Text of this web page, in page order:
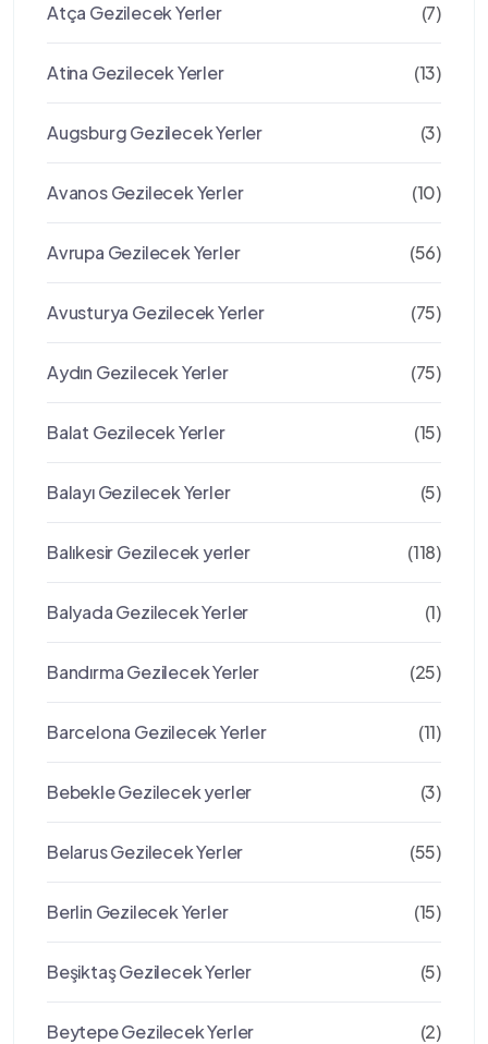
Atça Gezilecek Yerler (7)
Atina Gezilecek Yerler (13)
Augsburg Gezilecek Yerler (3)
Avanos Gezilecek Yerler (10)
Avrupa Gezilecek Yerler (56)
Avusturya Gezilecek Yerler (75)
Aydın Gezilecek Yerler (75)
Balat Gezilecek Yerler (15)
Balayı Gezilecek Yerler (5)
Balıkesir Gezilecek yerler (118)
Balyada Gezilecek Yerler (1)
Bandırma Gezilecek Yerler (25)
Barcelona Gezilecek Yerler (11)
Bebekle Gezilecek yerler (3)
Belarus Gezilecek Yerler (55)
Berlin Gezilecek Yerler (15)
Beşiktaş Gezilecek Yerler (5)
Beytepe Gezilecek Yerler (2)